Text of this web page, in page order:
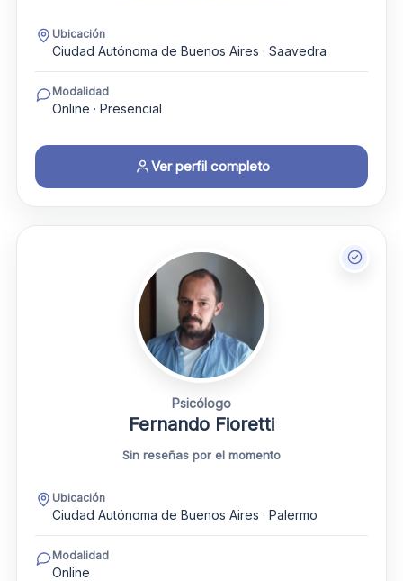
Ubicación
Ciudad Autónoma de Buenos Aires · Saavedra
Modalidad
Online · Presencial
Ver perfil completo
Psicólogo
Fernando Fioretti
Sin reseñas por el momento
Ubicación
Ciudad Autónoma de Buenos Aires · Palermo
Modalidad
Online